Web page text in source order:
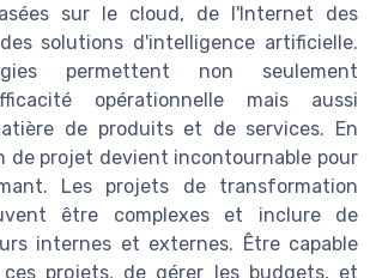
sur le cloud, de l'Internet des
solutions d'intelligence artificielle.
permettent non seulement
opérationnelle mais aussi
de produits et de services. En
de projet devient incontournable pour
Les projets de transformation
être complexes et inclure de
internes et externes. Être capable
projets, de gérer les budgets, et